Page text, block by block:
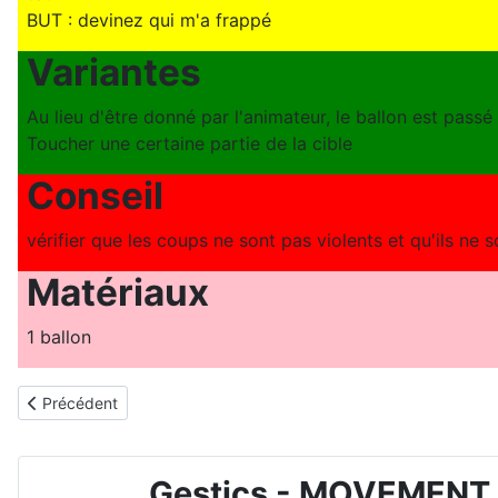
BUT : devinez qui m'a frappé
Variantes
Au lieu d'être donné par l'animateur, le ballon est
Toucher une certaine partie de la cible
Conseil
vérifier que les coups ne sont pas violents et qu'ils ne
Matériaux
1 ballon
Article précédent : JEU DE MOUVEMENT ET SPORT POUR
Précédent